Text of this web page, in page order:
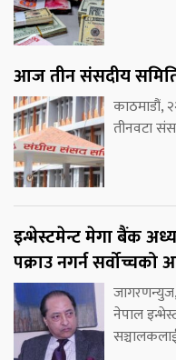
आज तीन संसदीय
काठमाडौं,
तीनवटा
इन्भेस्टमेन्ट मेगा बैंक
पक्राउ नगर्न
नेपाल